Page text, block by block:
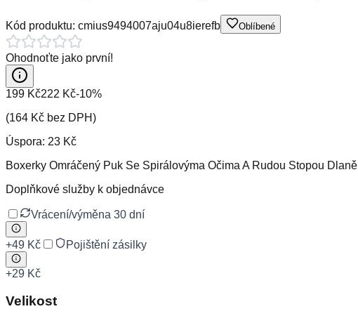
Kód produktu: cmius9494007aju04u8ierefb Oblíbené
Ohodnoťte jako první!
199 Kč222 Kč-10%
(164 Kč bez DPH)
Úspora: 23 Kč
Boxerky Omráčený Puk Se Spirálovýma Očima A Rudou Stopou Dlaně
Doplňkové služby k objednávce
Vrácení/výměna 30 dní
+49 Kč Pojištění zásilky
+29 Kč
Velikost